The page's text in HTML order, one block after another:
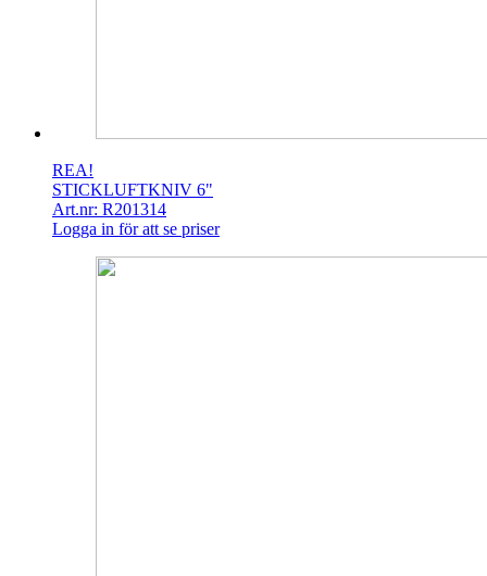
REA!
STICKLUFTKNIV 6"
Art.nr: R201314
Logga in för att se priser